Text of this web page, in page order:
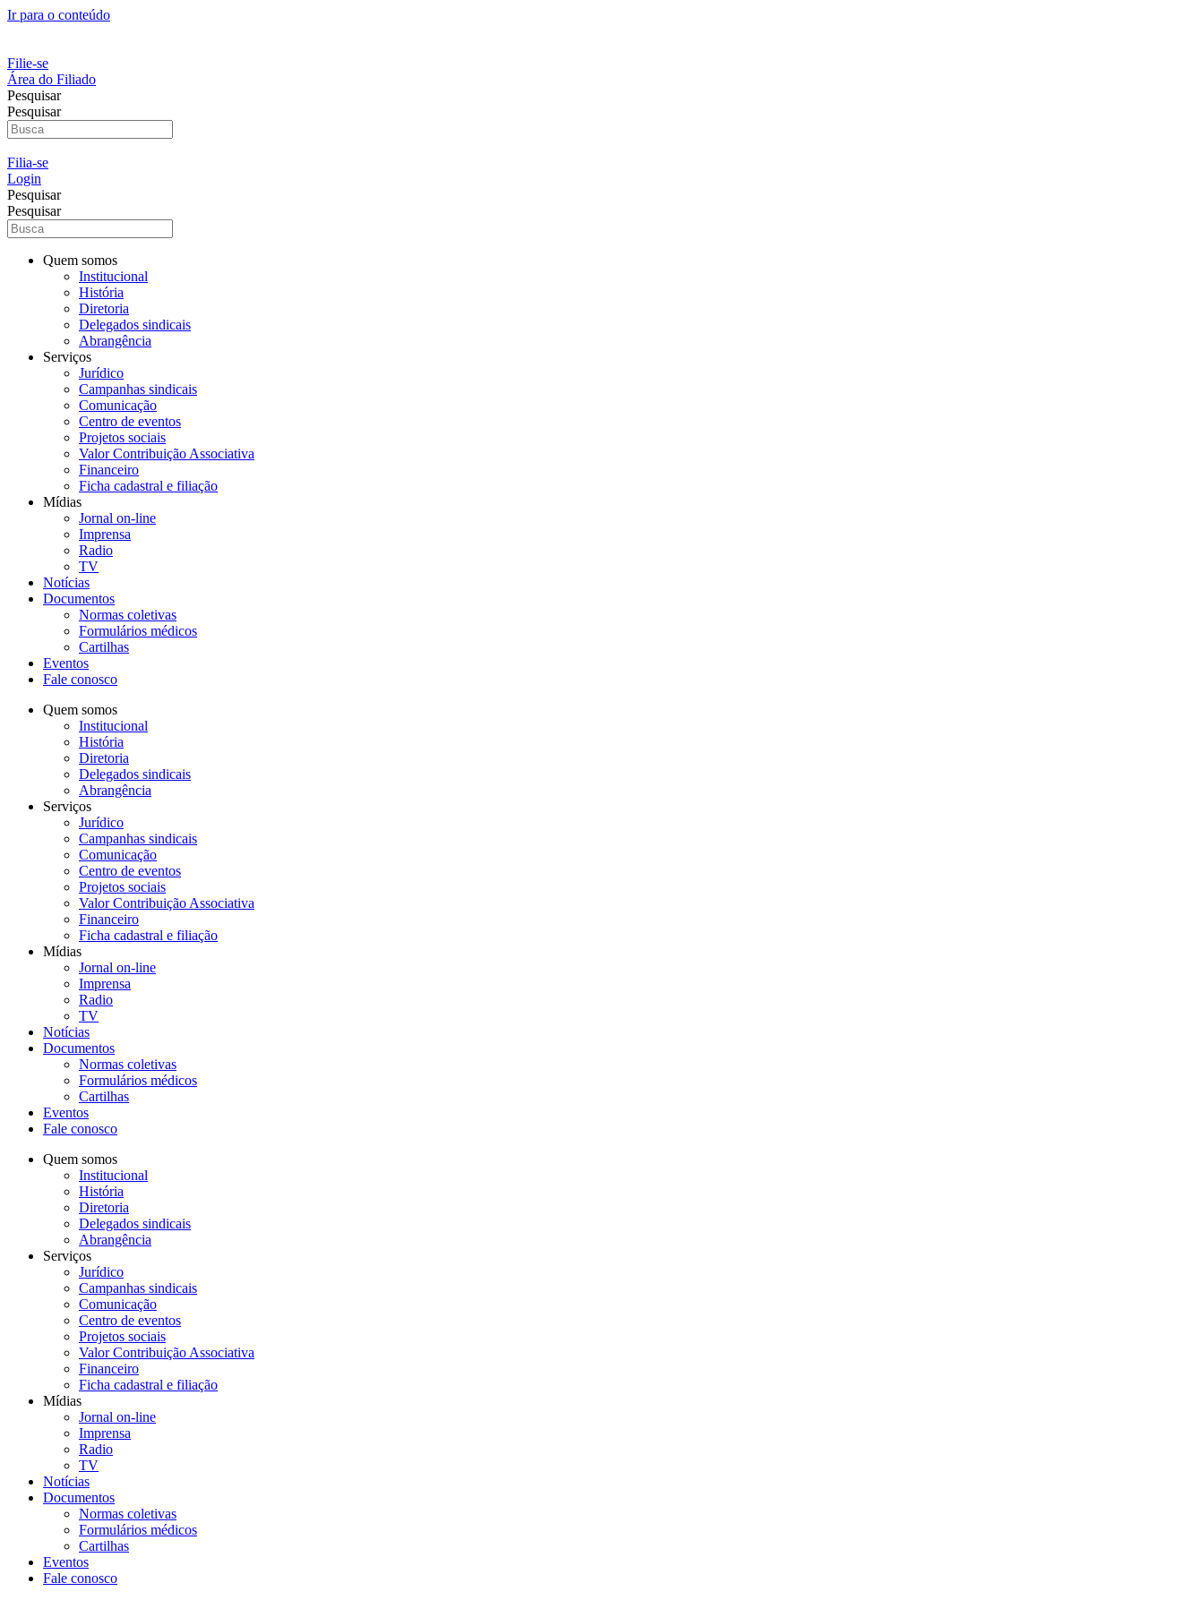
Ir para o conteúdo
Filie-se
Área do Filiado
Pesquisar
Pesquisar
Filia-se
Login
Pesquisar
Pesquisar
Quem somos
Institucional
História
Diretoria
Delegados sindicais
Abrangência
Serviços
Jurídico
Campanhas sindicais
Comunicação
Centro de eventos
Projetos sociais
Valor Contribuição Associativa
Financeiro
Ficha cadastral e filiação
Mídias
Jornal on-line
Imprensa
Radio
TV
Notícias
Documentos
Normas coletivas
Formulários médicos
Cartilhas
Eventos
Fale conosco
Quem somos
Institucional
História
Diretoria
Delegados sindicais
Abrangência
Serviços
Jurídico
Campanhas sindicais
Comunicação
Centro de eventos
Projetos sociais
Valor Contribuição Associativa
Financeiro
Ficha cadastral e filiação
Mídias
Jornal on-line
Imprensa
Radio
TV
Notícias
Documentos
Normas coletivas
Formulários médicos
Cartilhas
Eventos
Fale conosco
Quem somos
Institucional
História
Diretoria
Delegados sindicais
Abrangência
Serviços
Jurídico
Campanhas sindicais
Comunicação
Centro de eventos
Projetos sociais
Valor Contribuição Associativa
Financeiro
Ficha cadastral e filiação
Mídias
Jornal on-line
Imprensa
Radio
TV
Notícias
Documentos
Normas coletivas
Formulários médicos
Cartilhas
Eventos
Fale conosco